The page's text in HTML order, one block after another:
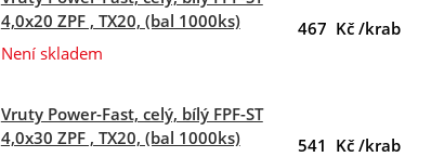
4,0x20 ZPF , TX20, (bal 1000ks)
Není skladem
467 Kč /krab
Vruty Power-Fast, celý, bílý FPF-ST
4,0x30 ZPF , TX20, (bal 1000ks)
541 Kč /krab